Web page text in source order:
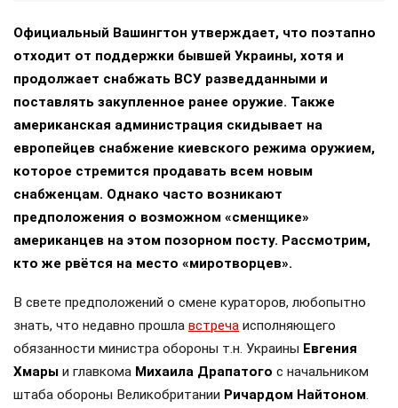
Официальный Вашингтон утверждает, что поэтапно
отходит от поддержки бывшей Украины, хотя и
продолжает снабжать ВСУ разведданными и
поставлять закупленное ранее оружие. Также
американская администрация скидывает на
европейцев снабжение киевского режима оружием,
которое стремится продавать всем новым
снабженцам. Однако часто возникают
предположения о возможном «сменщике»
американцев на этом позорном посту. Рассмотрим,
кто же рвётся на место «миротворцев».
В свете предположений о смене кураторов, любопытно
знать, что недавно прошла встреча исполняющего
обязанности министра обороны т.н. Украины Евгения
Хмары и главкома Михаила Драпатого с начальником
штаба обороны Великобритании Ричардом Найтоном.